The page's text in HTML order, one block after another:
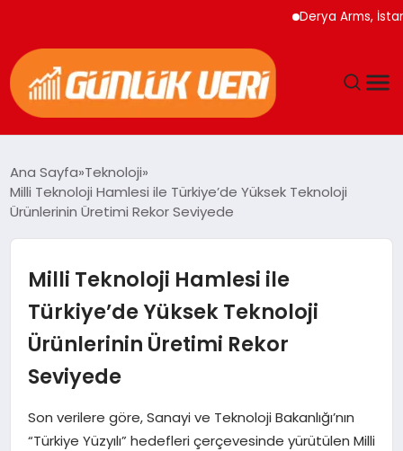
Derya Arms,
GÜNDEM
EKONOMI
SPOR
Ana Sayfa Teknoloji
Milli Teknoloji Hamlesi ile Türkiye’de Yüksek Teknoloji
Ürünlerinin Üretimi Rekor Seviyede
Milli Teknoloji Hamlesi ile
Türkiye’de Yüksek Teknoloji
Ürünlerinin Üretimi Rekor
Seviyede
Son verilere göre, Sanayi ve Teknoloji Bakanlığı’nın
“Türkiye Yüzyılı” hedefleri çerçevesinde yürütülen Milli